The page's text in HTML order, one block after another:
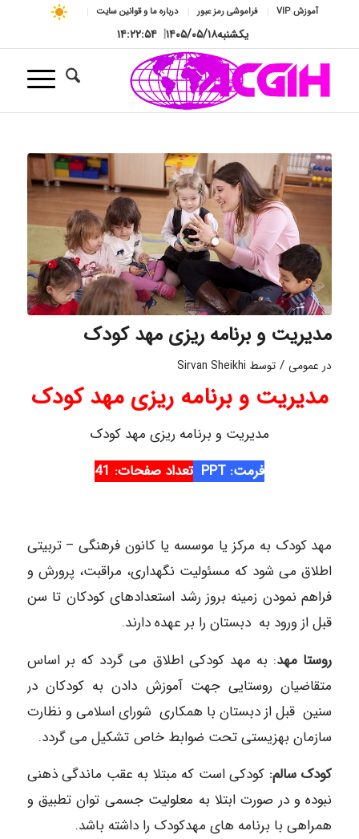
آموزش VIP فراموشی رمز عبور درباره ما و قوانین سایت
یکشنبه۱۴۰۵/۰۵/۱۸| ۱۴:۲۲:۵۵
مدیریت و برنامه ریزی مهد کودک
در عمومی / توسط Sirvan Sheikhi
مدیریت و برنامه ریزی مهد کودک
مدیریت و برنامه ریزی مهد کودک
فرمت: PPT
تعداد صفحات: 4 1
مهد کودک به مرکز یا موسسه یا کانون فرهنگی – تربیتی
اطلاق می شود که مسئولیت نگهداری، مراقبت، پرورش و
فراهم نمودن زمینه بروز رشد استعدادهای کودکان تا سن
قبل از ورود به دبستان را بر عهده دارند.
روستا مهد: به مهد کودکی اطلاق می گردد که بر اساس
متقاضیان روستایی جهت آموزش دادن به کودکان در
سنین قبل از دبستان با همکاری شورای اسلامی و نظارت
سازمان بهزیستی تحت ضوابط خاص تشکیل می گردد.
کودک سالم: کودکی است که مبتلا به عقب ماندگی ذهنی
نبوده و در صورت ابتلا به معلولیت جسمی توان تطبیق و
همراهی با برنامه های مهدکودک را داشته باشد.